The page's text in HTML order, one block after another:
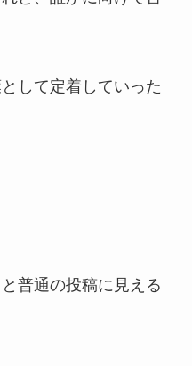
して定着していった
普通の投稿に見える